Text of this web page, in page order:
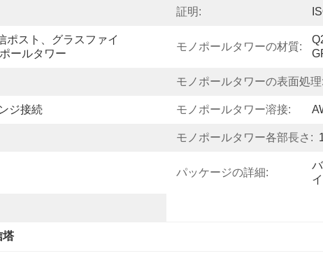
証明:
ポスト、グラスファイ
ールタワー
モノポールタワーの材質:
モノポールタワーの表面処理:
ジ接続 モノポールタワー溶接:
モノポールタワー各部長さ:
パッケージの詳細:
塔